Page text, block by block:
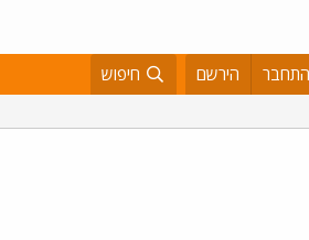
התחבר הירשם חיפוש